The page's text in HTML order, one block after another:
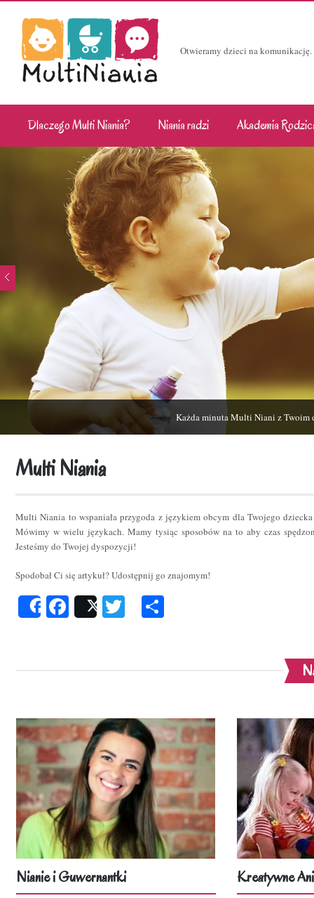
Otwieramy dzieci na
Dlaczego Multi Niania? Niania radzi Akademia
Każda minuta Multi Niani z Twoim
Multi Niania
Multi Niania to wspaniała przygoda z językiem obcym dla Twojego
Mówimy w wielu językach. Mamy tysiąc sposobów na to aby czas
Jesteśmy do Twojej dyspozycji!
Spodobał Ci się artykuł? Udostępnij go znajomym!
ShareFacebook
Post Twitter
Nianie i Guwernantki Kreatywne